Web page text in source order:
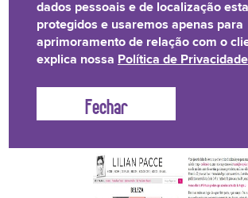
MÃE, TÔ
Que a Lola anda muito famosinha, já
novidade, não é mesmo?Confira aqui,
dados pessoais e de localização
protegidos e usaremos apenas para
aprimoramento de relação com o
explica nossa Política de Privacidade